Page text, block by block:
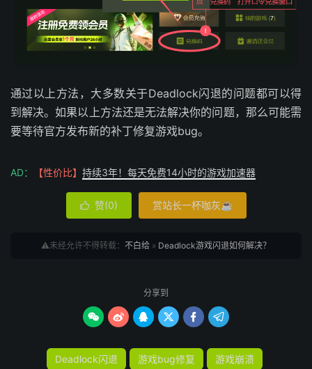
通过以上方法，大多数关于Deadlock闪退的问题都可以得
到解决。如果以上方法还是无法解决你的问题，那么可能需
要等待官方发布新的补丁修复游戏bug。
AD： 【性价比】 持续3年！每天免费14小时的游戏加速器
 赞(0) 赏站长一杯咖灰☕
⚠️未经允许不得转载： 不白给 » Deadlock游戏闪退如何解决？
分享到
     
Deadlock闪退 游戏bug修复 游戏崩溃